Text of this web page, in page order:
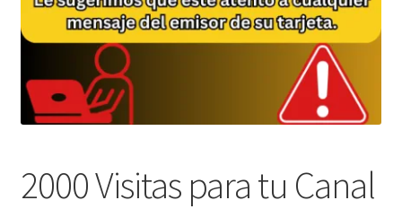
2000 Visitas para tu Canal